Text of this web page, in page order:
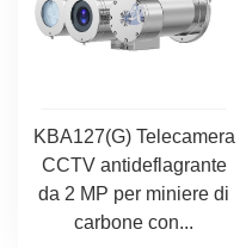
KBA127(G) Telecamera
CCTV antideflagrante
da 2 MP per miniere di
carbone con...